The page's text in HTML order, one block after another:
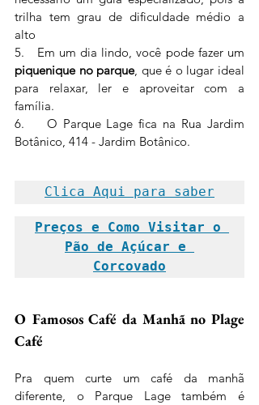
trilha tem grau de dificuldade médio a
alto
5.
piquenique no parque, que é o lugar ideal
para relaxar, ler e aproveitar com a
família.
6.    O Parque Lage fica na Rua Jardim
Botânico, 414 - Jardim Botânico.
Clica Aqui para saber
Preços e Como Visitar o
Pão de Açúcar e
Corcovado
O Famosos Café da Manhã no Plage
Café
Pra quem curte um café da manhã
diferente, o Parque Lage também é